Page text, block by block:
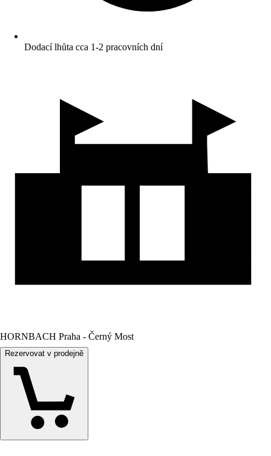
Dodací lhůta cca 1-2 pracovních dní
HORNBACH Praha - Černý Most
Rezervovat v prodejně